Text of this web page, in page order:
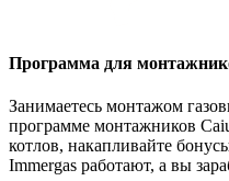
Программа для
Занимаетесь монтажом
программе монтажников
котлов, накапливайте
Immergas работают, а вы